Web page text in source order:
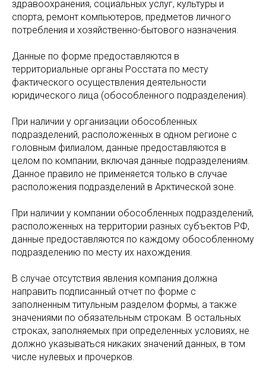
здравоохранения, социальных услуг, культуры и
спорта, ремонт компьютеров, предметов личного
потребления и хозяйственно-бытового назначения.
Данные по форме предоставляются в
территориальные органы Росстата по месту
фактического осуществления деятельности
юридического лица (обособленного подразделения).
При наличии у организации обособленных
подразделений, расположенных в одном регионе с
головным филиалом, данные предоставляются в
целом по компании, включая данные подразделениям.
Данное правило не применяется только в случае
расположения подразделений в Арктической зоне.
При наличии у компании обособленных подразделений,
расположенных на территории разных субъектов РФ,
данные предоставляются по каждому обособленному
подразделению по месту их нахождения.
В случае отсутствия явления компания должна
направить подписанный отчет по форме с
заполненным титульным разделом формы, а также
значениями по обязательным строкам. В остальных
строках, заполняемых при определенных условиях, не
должно указываться никаких значений данных, в том
числе нулевых и прочерков.